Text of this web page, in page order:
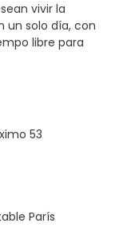
vivir la
un solo día, con
libre para
53
París